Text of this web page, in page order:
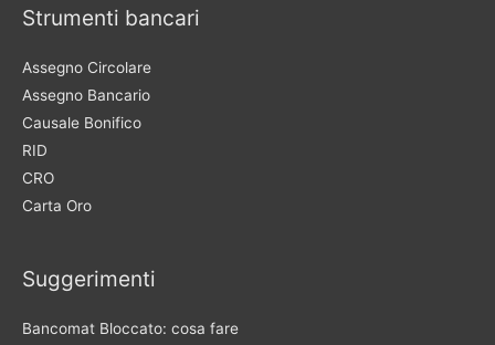
Strumenti bancari
Assegno Circolare
Assegno Bancario
Causale Bonifico
RID
CRO
Carta Oro
Suggerimenti
Bancomat Bloccato: cosa fare